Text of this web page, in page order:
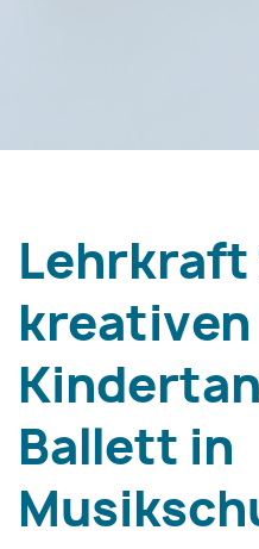
kreativen
Ballett in